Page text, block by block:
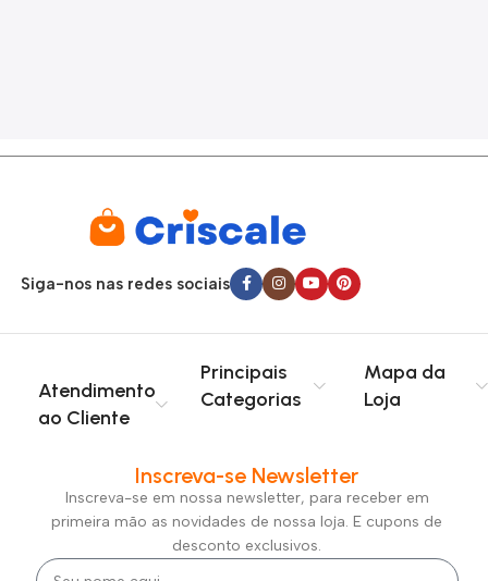
Siga-nos nas redes sociais
Atendimento
ao Cliente
Principais
Categorias
Mapa da
Loja
Inscreva-se Newsletter
Inscreva-se em nossa newsletter, para receber em
primeira mão as novidades de nossa loja. E cupons de
desconto exclusivos.